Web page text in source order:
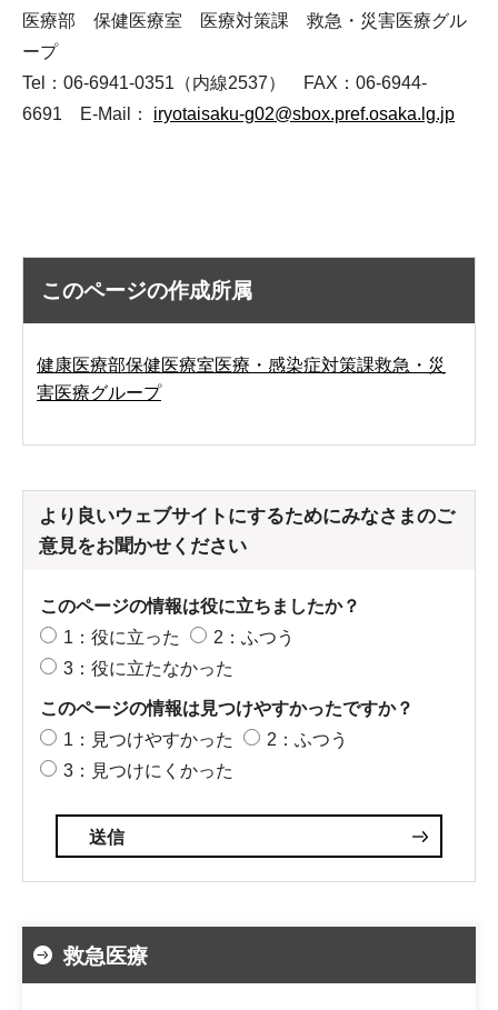
医療部 保健医療室 医療対策課 救急・災害医療グル
ープ
Tel：06-6941-0351（内線2537） FAX：06-6944-
6691 E-Mail： iryotaisaku-g02@sbox.pref.osaka.lg.jp
このページの作成所属
健康医療部保健医療室医療・感染症対策課救急・災
害医療グループ
より良いウェブサイトにするためにみなさまのご
意見をお聞かせください
このページの情報は役に立ちましたか？
1：役に立った
2：ふつう
3：役に立たなかった
このページの情報は見つけやすかったですか？
1：見つけやすかった
2：ふつう
3：見つけにくかった
救急医療